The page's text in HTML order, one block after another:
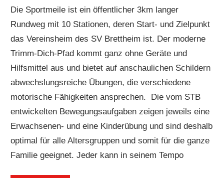
Die Sportmeile ist ein öffentlicher 3km langer
Rundweg mit 10 Stationen, deren Start- und Zielpunkt
das Vereinsheim des SV Brettheim ist. Der moderne
Trimm-Dich-Pfad kommt ganz ohne Geräte und
Hilfsmittel aus und bietet auf anschaulichen Schildern
abwechslungsreiche Übungen, die verschiedene
motorische Fähigkeiten ansprechen. Die vom STB
entwickelten Bewegungsaufgaben zeigen jeweils eine
Erwachsenen- und eine Kinderübung und sind deshalb
optimal für alle Altersgruppen und somit für die ganze
Familie geeignet. Jeder kann in seinem Tempo